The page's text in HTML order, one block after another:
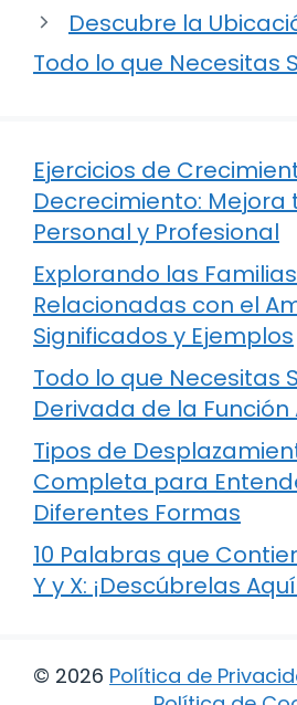
Descubre la
Todo lo que Necesitas
Ejercicios de
Decrecimiento: Mejora
Personal y Profesional
Explorando las
Relacionadas con el
Significados y Ejemplos
Todo lo que Necesitas
Derivada de la
Tipos de
Completa para
Diferentes Formas
10 Palabras que
Y y X: ¡Descúbrelas
© 2026 Política de